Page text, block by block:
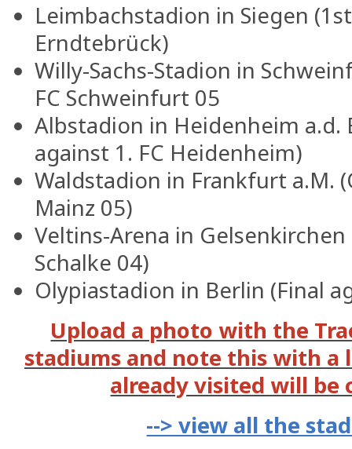
Leimbachstadion in Siegen
Erndtebrück)
Willy-Sachs-Stadion in
FC Schweinfurt 05
Albstadion in Heidenheim a.d.
against 1. FC Heidenheim)
Waldstadion in Frankfurt a.M.
Mainz 05)
Veltins-Arena in
Schalke 04)
Olypiastadion in Berlin (Final
Upload a photo with the
stadiums and note this with a
already visited will be
--> view all the